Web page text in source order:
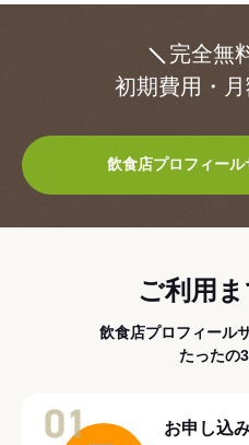
完全無
初期費用・月
飲食店プロフィー
ご利用
飲食店プロフィール
たったの
お申し込